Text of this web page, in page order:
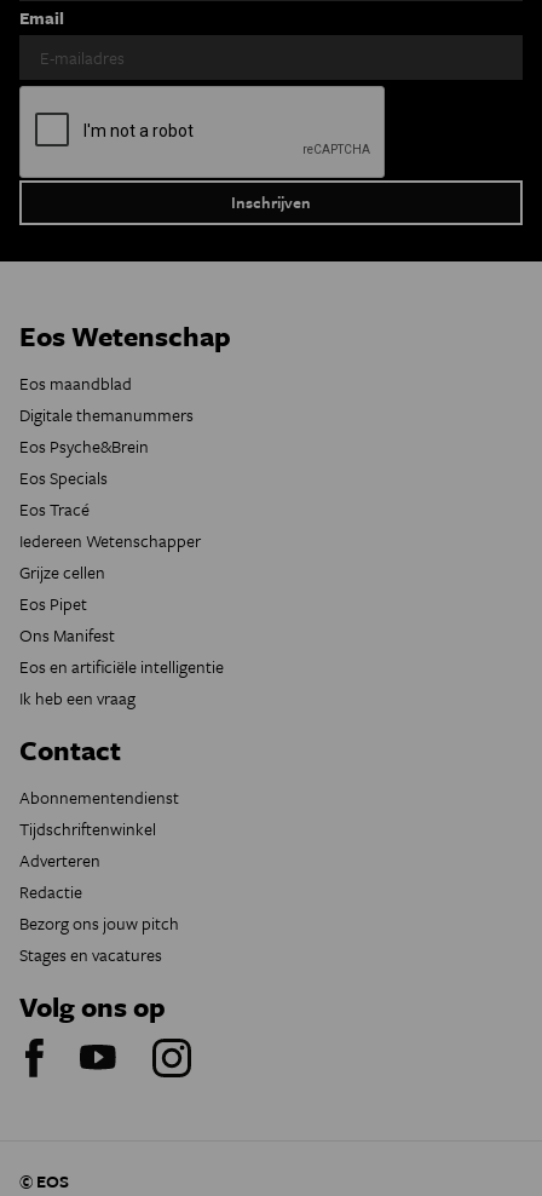
Email
Eos Wetenschap
Eos maandblad
Digitale themanummers
Eos Psyche&Brein
Eos Specials
Eos Tracé
Iedereen Wetenschapper
Grijze cellen
Eos Pipet
Ons Manifest
Eos en artificiële intelligentie
Ik heb een vraag
Contact
Abonnementendienst
Tijdschriftenwinkel
Adverteren
Redactie
Bezorg ons jouw pitch
Stages en vacatures
Volg ons op
© EOS